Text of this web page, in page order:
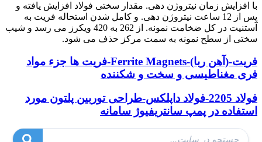
با افزایش زمان نیتروژن دهی. مقدار سختی فولاد افزایش یافته و
پس از 12 ساعت نیتروژن دهی. و کامل شدن استحاله فریت به
آستنیت در کل ضخامت نمونه. از 262 به 420 ویکرز می رسد و شیب
سختی از سطح نمونه به سمت مرکز حذف می شود.
فریت-(آهن ربا)-Ferrite Magnets-فریت ها جزء مواد
فری مغناطیسی و سخت و شکننده
فولاد 2205-فولاد داپلکس-طراحی توربین پلتون مورد
استفاده در پمپ سانتریفیوژ سامانه